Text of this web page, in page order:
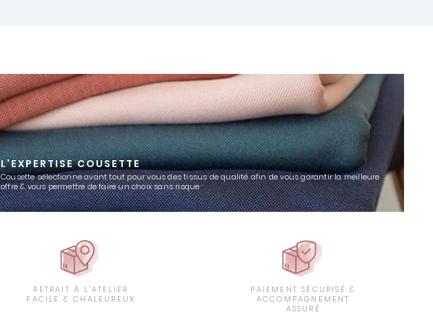
L'EXPERTISE COUSETTE
Cousette sélectionne avant tout pour vous des tissus de qualité afin de vous garantir la meilleure
offre & vous permettre de faire un choix sans risque
RETRAIT À L'ATELIER
FACILE & CHALEUREUX
PAIEMENT SÉCURISÉ &
ACCOMPAGNEMENT
ASSURÉ